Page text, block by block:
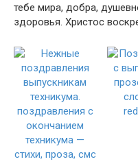
тебе мира, добра,
здоровья. Христос